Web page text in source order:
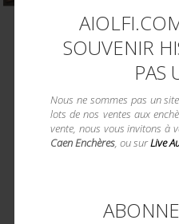
SOUVENIR
PAS
Nous ne sommes pas un
lots de nos ventes aux
vente, nous vous invitons à
Caen Enchères, ou surLive